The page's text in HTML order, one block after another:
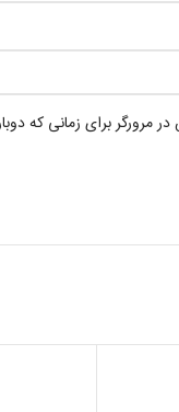
مرورگر برای زمانی که